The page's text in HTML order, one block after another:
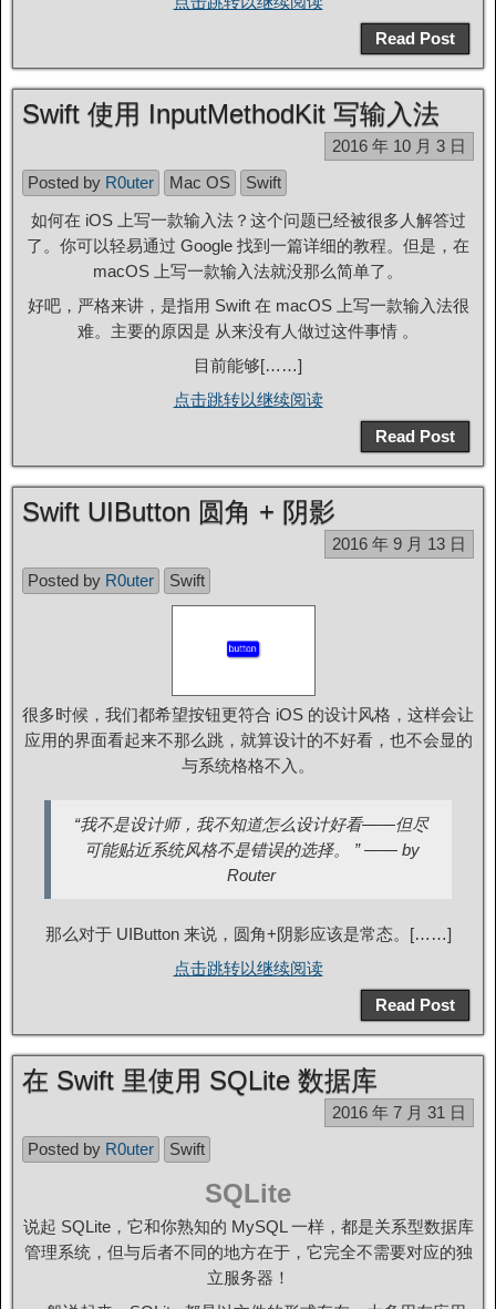
Read Post
Swift 使用 InputMethodKit 写输入法
2016 年 10 月 3 日
Posted by R0uter Mac OS
Swift
如何在 iOS 上写一款输入法？这个问题已经被很多人解答过
了。你可以轻易通过 Google 找到一篇详细的教程。但是，在
macOS 上写一款输入法就没那么简单了。
好吧，严格来讲，是指用 Swift 在 macOS 上写一款输入法很
难。主要的原因是 从来没有人做过这件事情 。
目前能够[……]
点击跳转以继续阅读
Read Post
Swift UIButton 圆角 + 阴影
2016 年 9 月 13 日
Posted by R0uter Swift
很多时候，我们都希望按钮更符合 iOS 的设计风格，这样会让
应用的界面看起来不那么跳，就算设计的不好看，也不会显的
与系统格格不入。
“我不是设计师，我不知道怎么设计好看——但尽
可能贴近系统风格不是错误的选择。 ” —— by
Router
那么对于 UIButton 来说，圆角+阴影应该是常态。[……]
点击跳转以继续阅读
Read Post
在 Swift 里使用 SQLite 数据库
2016 年 7 月 31 日
Posted by R0uter Swift
SQLite
说起 SQLite，它和你熟知的 MySQL 一样，都是关系型数据库
管理系统，但与后者不同的地方在于，它完全不需要对应的独
立服务器！